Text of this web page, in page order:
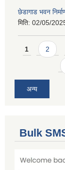
छेडागाड भवन
मिति: 02/05/
Pages
1 2
अन्य
Bulk